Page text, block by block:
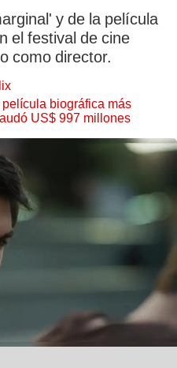
y de la película
el festival de cine
como director.
biográfica más
US$ 997 millones